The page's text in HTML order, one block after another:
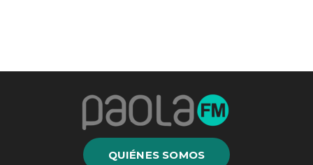
QUIÉNES SOMOS